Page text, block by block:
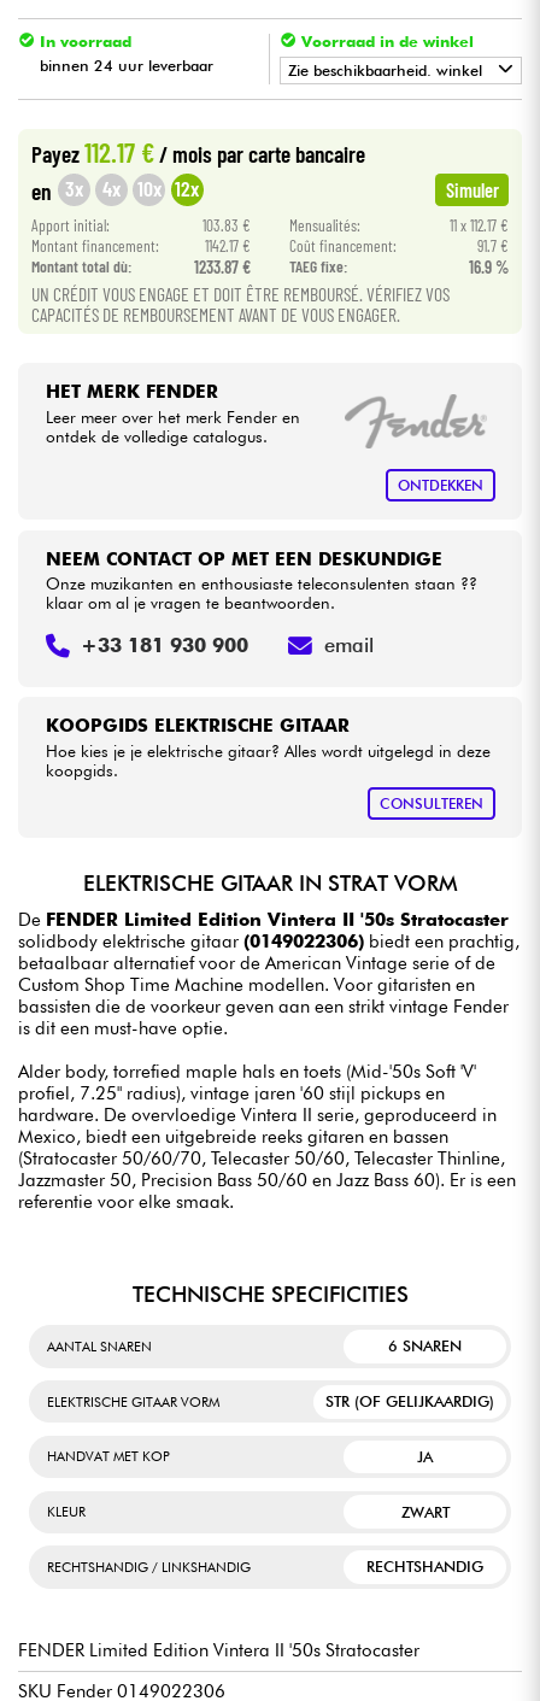
Kinderen
Kabels & toebehoren
HiFi
Sets
Bekijk onze merken
In voorraad
binnen 24 uur leverbaar
Voorraad in de winkel
Zie beschikbaarheid. winkel
• BRUGES
Star'SMusic BRUXELLES
• Music
•
Music TOULOUSE
Payez112.17 € / mois par carte bancaire
en 3x 4x 10x 12x Simuler
Apport initial: 103.83 € Mensualités:
11 x 112.17 €
Montant financement:
1142.17 € Coût financement:
91.7 €
Montant total dù:
1233.87 € TAEG fixe: 16.9 %
UN CRÉDIT VOUS ENGAGE ET DOIT ÊTRE REMBOURSÉ. VÉRIFIEZ VOS
CAPACITÉS DE REMBOURSEMENT AVANT DE VOUS ENGAGER.
HET MERK FENDER
Leer meer over het merk Fender en
ontdek de volledige catalogus.
ONTDEKKEN
KOOPGIDS ELEKTRISCHE GITAAR
Hoe kies je je elektrische gitaar? Alles wordt uitgelegd in deze
koopgids.
CONSULTEREN
NEEM CONTACT OP MET EEN DESKUNDIGE
Onze muzikanten en enthousiaste teleconsulenten staan ??
klaar om al je vragen te beantwoorden.
+33 181 930 900 email
ELEKTRISCHE GITAAR IN STRAT VORM
De FENDER Limited Edition Vintera II '50s Stratocaster
solidbody elektrische gitaar (0149022306) biedt een prachtig,
betaalbaar alternatief voor de American Vintage serie of de
Custom Shop Time Machine modellen. Voor gitaristen en
bassisten die de voorkeur geven aan een strikt vintage Fender
is dit een must-have optie.
Alder body, torrefied maple hals en toets (Mid-'50s Soft 'V'
profiel, 7.25" radius), vintage jaren '60 stijl pickups en
hardware. De overvloedige Vintera II serie, geproduceerd in
Mexico, biedt een uitgebreide reeks gitaren en bassen
(Stratocaster 50/60/70, Telecaster 50/60, Telecaster Thinline,
Jazzmaster 50, Precision Bass 50/60 en Jazz Bass 60). Er is een
referentie voor elke smaak.
TECHNISCHE SPECIFICITIES
AANTAL SNAREN 6 SNAREN
ELEKTRISCHE GITAAR VORM STR (OF GELIJKAARDIG)
HANDVAT MET KOP JA
KLEUR ZWART
RECHTSHANDIG / LINKSHANDIG RECHTSHANDIG
FENDER Limited Edition Vintera II '50s Stratocaster
SKU Fender 0149022306